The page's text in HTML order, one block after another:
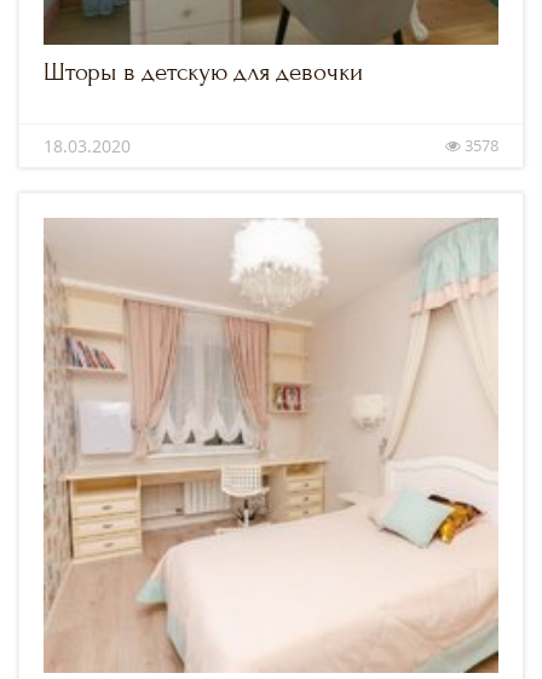
Шторы в детскую для девочки
18.03.2020 3578